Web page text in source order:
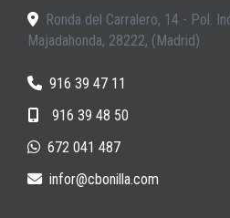
Ronda del Carralero, 14 - Pol.
Majadahonda, 28222, (Madrid)
916 39 47 11
916 39 48 50
672 041 487
infor
cbonilla.com